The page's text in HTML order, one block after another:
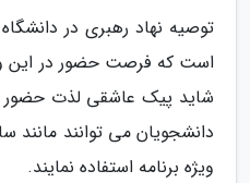
توصیه نهاد رهبری در
است که فرصت حضور در این
شاید پیک عاشقی لذت حضور
دانشجویان می توانند مانند
ویژه برنامه استفاده نمایند.